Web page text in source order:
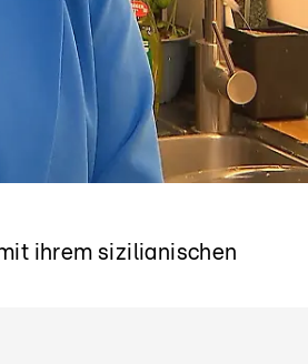
ihrem sizilianischen